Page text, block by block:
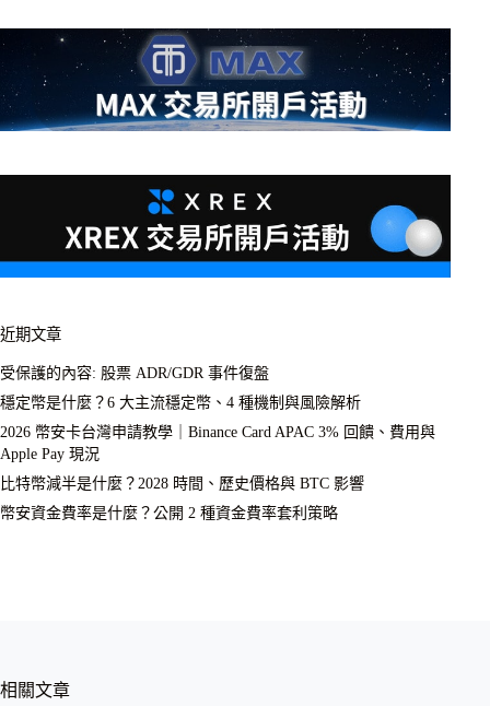
近期文章
受保護的內容: 股票 ADR/GDR 事件復盤
穩定幣是什麼？6 大主流穩定幣、4 種機制與風險解析
2026 幣安卡台灣申請教學｜Binance Card APAC 3% 回饋、費用與
Apple Pay 現況
比特幣減半是什麼？2028 時間、歷史價格與 BTC 影響
幣安資金費率是什麼？公開 2 種資金費率套利策略
相關文章